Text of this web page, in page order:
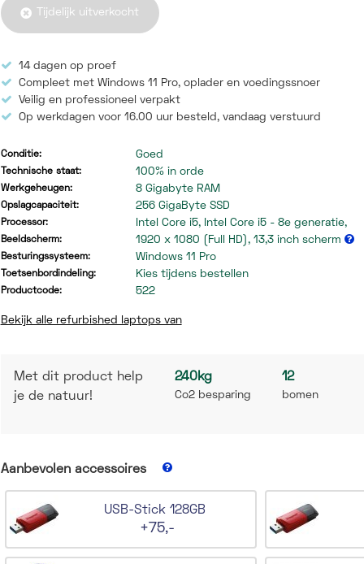
Tijdelijk uitverkocht
14 dagen op proef
Compleet met Windows 11 Pro, oplader en voedingssnoer
Veilig en professioneel verpakt
Op werkdagen voor 16.00 uur besteld, vandaag verstuurd
Conditie: Goed
Technische staat: 100% in orde
Werkgeheugen: 8 Gigabyte RAM
Opslagcapaciteit: 256 GigaByte SSD
Processor: Intel Core i5, Intel Core i5 - 8e generatie,
Beeldscherm: 1920 x 1080 (Full HD), 13,3 inch scherm
Besturingssysteem: Windows 11 Pro
Toetsenbordindeling: Kies tijdens bestellen
Productcode: 522
Bekijk alle refurbished laptops van
Met dit product help
je de natuur!
240kg 12
Co2 besparing bomen
Aanbevolen accessoires
USB-Stick 128GB
+75,-